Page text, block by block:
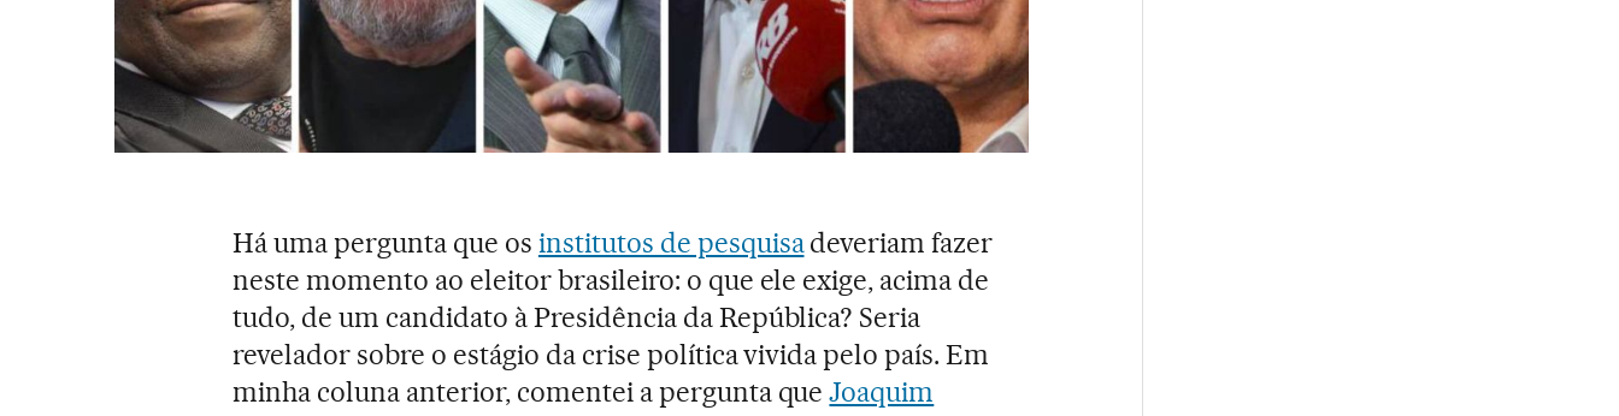
Há uma pergunta que os institutos de pesquisadeveriam fazer
neste momento ao eleitor brasileiro: o que ele exige, acima de
tudo, de um candidato à Presidência da República? Seria
revelador sobre o estágio da crise política vivida pelo país. Em
minha coluna anterior, comentei a pergunta queJoaquim